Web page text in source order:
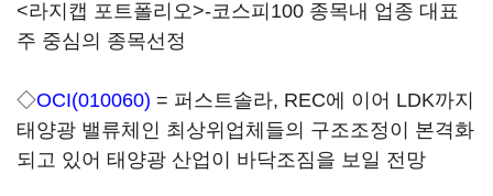
<라지캡 포트폴리오>-코스피100 종목내 업종 대표
주 중심의 종목선정
◇OCI(010060) = 퍼스트솔라, REC에 이어 LDK까지
태양광 밸류체인 최상위업체들의 구조조정이 본격화
되고 있어 태양광 산업이 바닥조짐을 보일 전망